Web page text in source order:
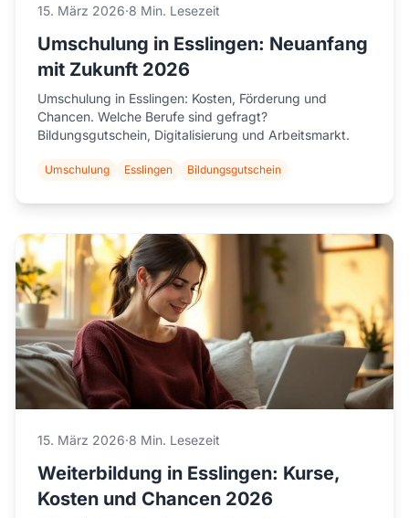
15. März 2026·8 Min. Lesezeit
Umschulung in Esslingen: Neuanfang
mit Zukunft 2026
Umschulung in Esslingen: Kosten, Förderung und
Chancen. Welche Berufe sind gefragt?
Bildungsgutschein, Digitalisierung und Arbeitsmarkt.
Umschulung Esslingen Bildungsgutschein
15. März 2026·8 Min. Lesezeit
Weiterbildung in Esslingen: Kurse,
Kosten und Chancen 2026